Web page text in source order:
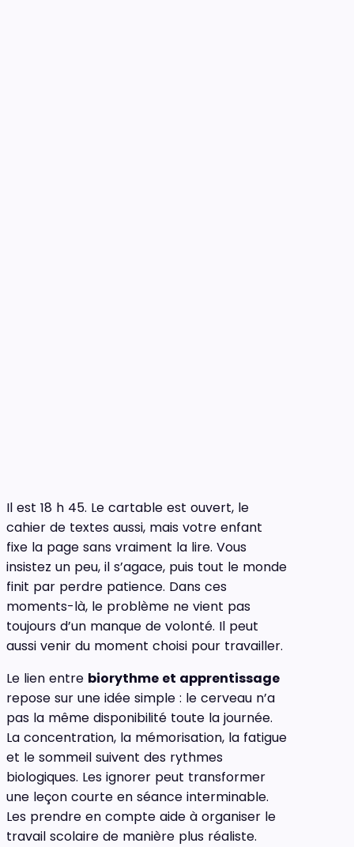
Il est 18 h 45. Le cartable est ouvert, le
cahier de textes aussi, mais votre enfant
fixe la page sans vraiment la lire. Vous
insistez un peu, il s’agace, puis tout le monde
finit par perdre patience. Dans ces
moments-là, le problème ne vient pas
toujours d’un manque de volonté. Il peut
aussi venir du moment choisi pour travailler.
Le lien entre biorythme et apprentissage
repose sur une idée simple : le cerveau n’a
pas la même disponibilité toute la journée.
La concentration, la mémorisation, la fatigue
et le sommeil suivent des rythmes
biologiques. Les ignorer peut transformer
une leçon courte en séance interminable.
Les prendre en compte aide à organiser le
travail scolaire de manière plus réaliste.